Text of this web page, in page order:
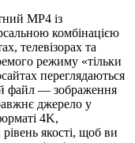
MP4 із
комбінацією
телевізорах та
режиму «тільки
переглядаються
файл — зображення
джерело у
4K,
якості, щоб ви